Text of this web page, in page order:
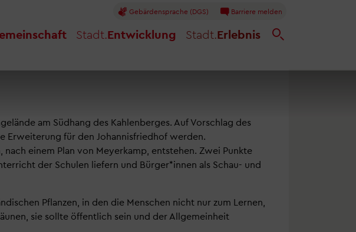
Stadt.Entwicklung Stadt.Erlebnis
Gebärdensprache (DGS) Barriere melden
am Südhang des Kahlenberges. Auf Vorschlag des
Erweiterung für den Johannisfriedhof werden.
einem Plan von Meyerkamp, entstehen. Zwei Punkte
der Schulen liefern und Bürger*innen als Schau- und
Pflanzen, in den die Menschen nicht nur zum Lernen,
sie sollte öffentlich sein und der Allgemeinheit